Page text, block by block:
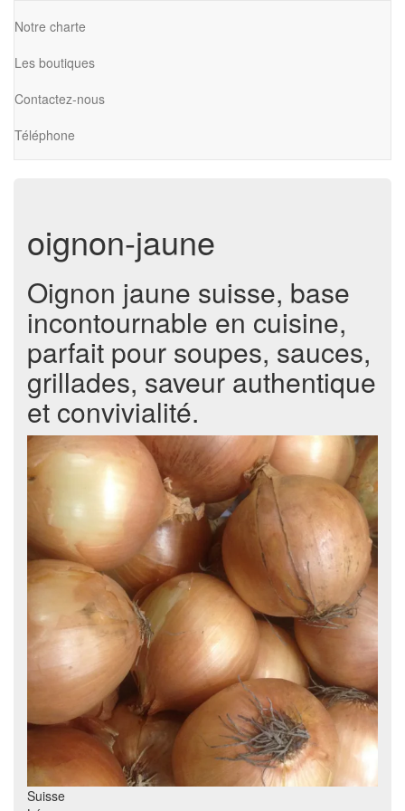
Notre charte
Les boutiques
Contactez-nous
Téléphone
oignon-jaune
Oignon jaune suisse, base
incontournable en cuisine,
parfait pour soupes, sauces,
grillades, saveur authentique
et convivialité.
Suisse